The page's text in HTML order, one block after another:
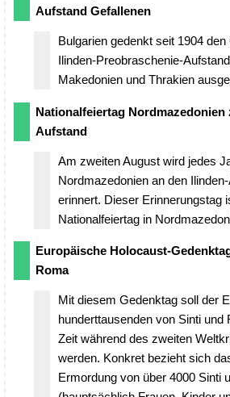
Aufstand Gefallenen
Bulgarien gedenkt seit 1904 den
Ilinden-Preobraschenie-
Makedonien und Thrakien
Nationalfeiertag Nordmazedonien
Aufstand
Am zweiten August wird jedes
Nordmazedonien an den
erinnert. Dieser Erinnerungstag
Nationalfeiertag in
Europäische Holocaust-
Roma
Mit diesem Gedenktag soll der
hunderttausenden von Sinti und
Zeit während des zweiten
werden. Konkret bezieht sich
Ermordung von über 4000 Sinti